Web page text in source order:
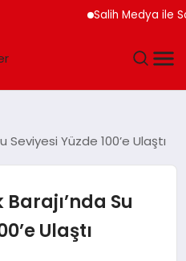
Salih Medya ile
Seviyesi Yüzde 100’e Ulaştı
Su
Ulaştı